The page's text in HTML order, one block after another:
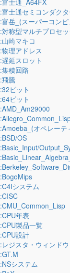
:富士通_A64FX
:富士通セミコンダク
:富岳_(スーパーコン
:対称型マルチプロセ
:山崎マキコ
:物理アドレス
:遅延スロット
:集積回路
:飛騰
:32ビット
:64ビット
:AMD_Am29000
:Amoeba_(オペレーテ
:BSD/OS
:Basic_Input/
:BogoMips
:C4Iシステム
:CISC
:CMU_Common_Lisp
:CPU年表
:CPU製品一覧
:CPU設計
:レジスタ・ウィンドウ
:GT.M
:NSシステム